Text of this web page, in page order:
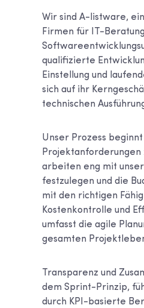
Wir sind A-listware,
Firmen für IT-
qualifizierte
Einstellung und
sich auf ihr
technischen
Unser Prozess
arbeiten eng mit
festzulegen und die
mit den richtigen
Kostenkontrolle und
umfasst die agile
gesamten
Transparenz und
dem Sprint-Prinzip,
durch KPI-basierte